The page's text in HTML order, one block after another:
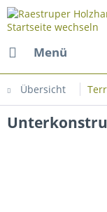
Menü
Übersicht